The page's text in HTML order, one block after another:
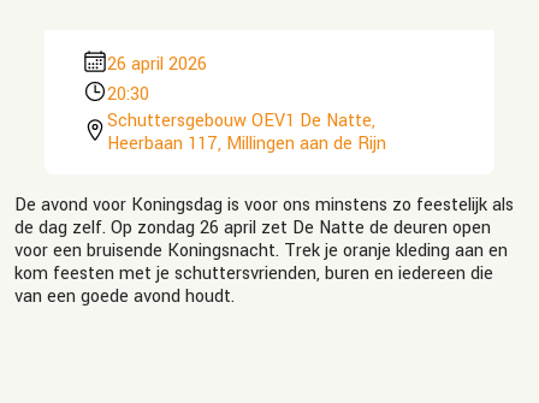
26 april 2026
20:30
Schuttersgebouw OEV1 De Natte,
Heerbaan 117, Millingen aan de Rijn
De avond voor Koningsdag is voor ons minstens zo feestelijk als
de dag zelf. Op zondag 26 april zet De Natte de deuren open
voor een bruisende Koningsnacht. Trek je oranje kleding aan en
kom feesten met je schuttersvrienden, buren en iedereen die
van een goede avond houdt.